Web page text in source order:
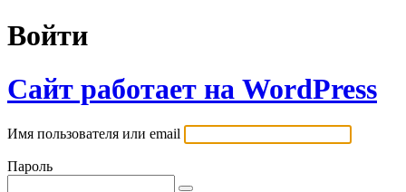
Войти
Сайт работает на WordPress
Имя пользователя или email
Пароль